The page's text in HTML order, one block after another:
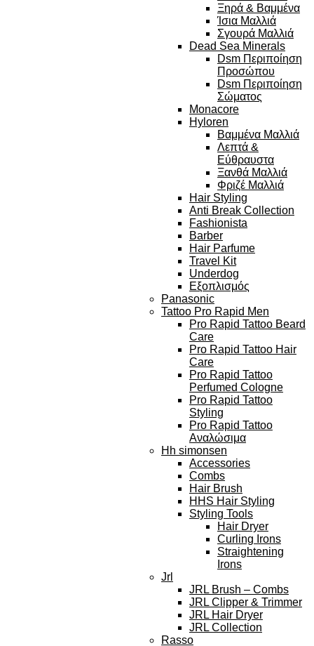
Ξηρά & Βαμμένα
Ίσια Μαλλιά
Σγουρά Μαλλιά
Dead Sea Minerals
Dsm Περιποίηση
Προσώπου
Dsm Περιποίηση
Σώματος
Monacore
Hyloren
Βαμμένα Μαλλιά
Λεπτά &
Εύθραυστα
Ξανθά Μαλλιά
Φριζέ Μαλλιά
Hair Styling
Anti Break Collection
Fashionista
Barber
Hair Parfume
Travel Kit
Underdog
Εξοπλισμός
Panasonic
Tattoo Pro Rapid Men
Pro Rapid Tattoo Beard
Care
Pro Rapid Tattoo Hair
Care
Pro Rapid Tattoo
Perfumed Cologne
Pro Rapid Tattoo
Styling
Pro Rapid Tattoo
Αναλώσιμα
Hh simonsen
Accessories
Combs
Hair Brush
HHS Hair Styling
Styling Tools
Hair Dryer
Curling Irons
Straightening
Irons
Jrl
JRL Brush – Combs
JRL Clipper & Trimmer
JRL Hair Dryer
JRL Collection
Rasso